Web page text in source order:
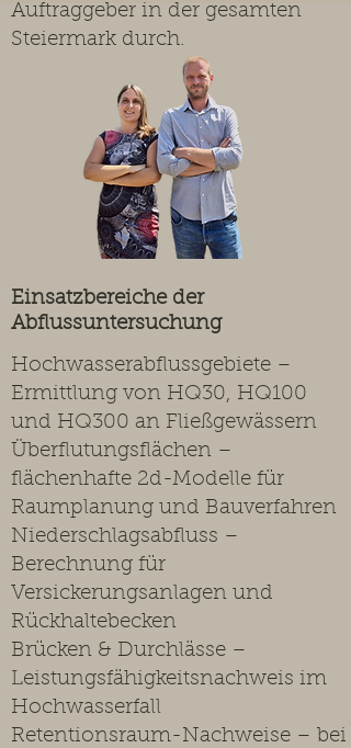
Einsatzbereiche der
Abflussuntersuchung
Hochwasserabflussgebiete –
Ermittlung von HQ30, HQ100
und HQ300 an Fließgewässern
Überflutungsflächen –
flächenhafte 2d-Modelle für
Raumplanung und Bauverfahren
Niederschlagsabfluss –
Berechnung für
Versickerungsanlagen und
Rückhaltebecken
Brücken & Durchlässe –
Leistungsfähigkeitsnachweis im
Hochwasserfall
Retentionsraum-Nachweise – bei
Auftraggeber in der gesamten
Steiermark durch.